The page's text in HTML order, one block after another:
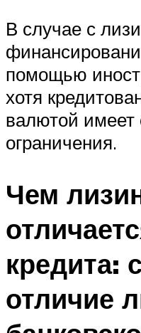
В случае с
помощью
хотя
валютой
ограничения.
Чем
кредита:
отличие